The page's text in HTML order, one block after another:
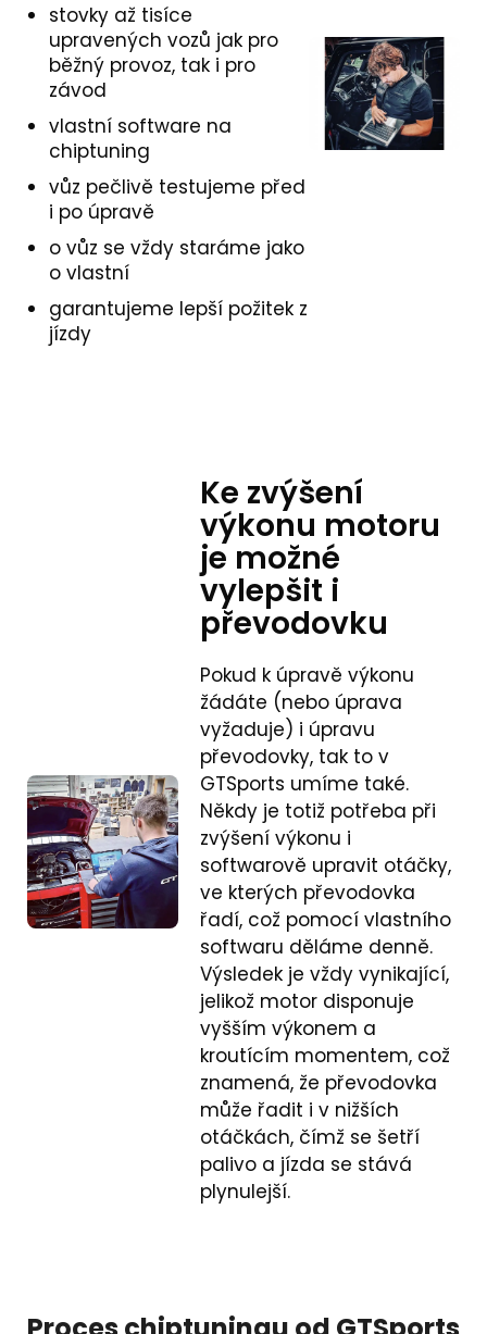
stovky až tisíce
upravených vozů jak pro
běžný provoz, tak i pro
závod
vlastní software na
chiptuning
vůz pečlivě testujeme před
i po úpravě
o vůz se vždy staráme jako
o vlastní
garantujeme lepší požitek z
jízdy
Ke zvýšení
výkonu motoru
je možné
vylepšit i
převodovku
Pokud k úpravě výkonu
žádáte (nebo úprava
vyžaduje) i úpravu
převodovky, tak to v
GTSports umíme také.
Někdy je totiž potřeba při
zvýšení výkonu i
softwarově upravit otáčky,
ve kterých převodovka
řadí, což pomocí vlastního
softwaru děláme denně.
Výsledek je vždy vynikající,
jelikož motor disponuje
vyšším výkonem a
kroutícím momentem, což
znamená, že převodovka
může řadit i v nižších
otáčkách, čímž se šetří
palivo a jízda se stává
plynulejší.